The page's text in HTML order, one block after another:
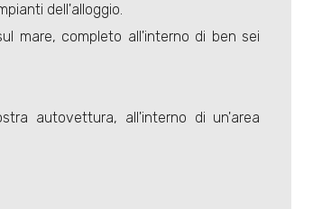
dell'alloggio.
mare, completo all'interno di ben sei
autovettura, all'interno di un'area